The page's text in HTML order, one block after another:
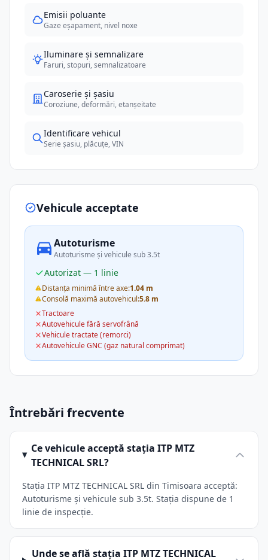
Emisii poluante
Gaze eșapament, nivel noxe
Iluminare și semnalizare
Faruri, stopuri, semnalizatoare
Caroserie și șasiu
Coroziune, deformări, etanșeitate
Identificare vehicul
Serie șasiu, plăcuțe, VIN
Vehicule acceptate
Autoturisme
Autoturisme și vehicule sub 3.5t
Autorizat — 1 linie
Distanța minimă între axe:1.04 m
Consolă maximă autovehicul:5.8 m
Tractoare
Autovehicule fără servofrână
Vehicule tractate (remorci)
Autovehicule GNC (gaz natural comprimat)
Întrebări frecvente
Ce vehicule acceptă stația ITP MTZ
TECHNICAL SRL?
Stația ITP MTZ TECHNICAL SRL din Timisoara acceptă:
Autoturisme și vehicule sub 3.5t. Stația dispune de 1
linie de inspecție.
Unde se află stația ITP MTZ TECHNICAL